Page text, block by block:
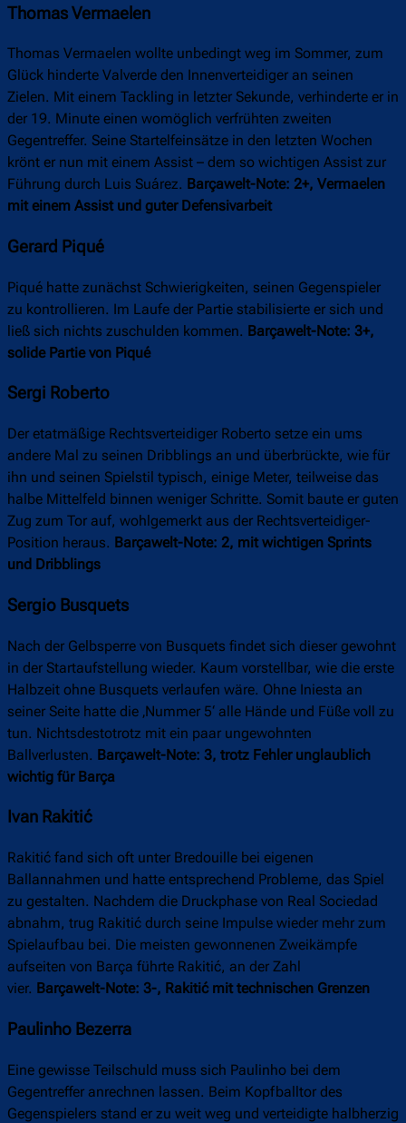
Thomas Vermaelen
Thomas Vermaelen wollte unbedingt weg im Sommer, zum
Glück hinderte Valverde den Innenverteidiger an seinen
Zielen. Mit einem Tackling in letzter Sekunde, verhinderte er in
der 19. Minute einen womöglich verfrühten zweiten
Gegentreffer. Seine Startelfeinsätze in den letzten Wochen
krönt er nun mit einem Assist – dem so wichtigen Assist zur
Führung durch Luis Suárez. Barçawelt-Note: 2+, Vermaelen
mit einem Assist und guter Defensivarbeit
Gerard Piqué
Piqué hatte zunächst Schwierigkeiten, seinen Gegenspieler
zu kontrollieren. Im Laufe der Partie stabilisierte er sich und
ließ sich nichts zuschulden kommen. Barçawelt-Note: 3+,
solide Partie von Piqué
Sergi Roberto
Der etatmäßige Rechtsverteidiger Roberto setze ein ums
andere Mal zu seinen Dribblings an und überbrückte, wie für
ihn und seinen Spielstil typisch, einige Meter, teilweise das
halbe Mittelfeld binnen weniger Schritte. Somit baute er guten
Zug zum Tor auf, wohlgemerkt aus der Rechtsverteidiger-
Position heraus. Barçawelt-Note: 2, mit wichtigen Sprints
und Dribblings
Sergio Busquets
Nach der Gelbsperre von Busquets findet sich dieser gewohnt
in der Startaufstellung wieder. Kaum vorstellbar, wie die erste
Halbzeit ohne Busquets verlaufen wäre. Ohne Iniesta an
seiner Seite hatte die ‚Nummer 5‘ alle Hände und Füße voll zu
tun. Nichtsdestotrotz mit ein paar ungewohnten
Ballverlusten. Barçawelt-Note: 3, trotz Fehler unglaublich
wichtig für Barça
Ivan Rakitić
Rakitić fand sich oft unter Bredouille bei eigenen
Ballannahmen und hatte entsprechend Probleme, das Spiel
zu gestalten. Nachdem die Druckphase von Real Sociedad
abnahm, trug Rakitić durch seine Impulse wieder mehr zum
Spielaufbau bei. Die meisten gewonnenen Zweikämpfe
aufseiten von Barça führte Rakitić, an der Zahl
vier. Barçawelt-Note: 3-, Rakitić mit technischen Grenzen
Paulinho Bezerra
Eine gewisse Teilschuld muss sich Paulinho bei dem
Gegentreffer anrechnen lassen. Beim Kopfballtor des
Gegenspielers stand er zu weit weg und verteidigte halbherzig